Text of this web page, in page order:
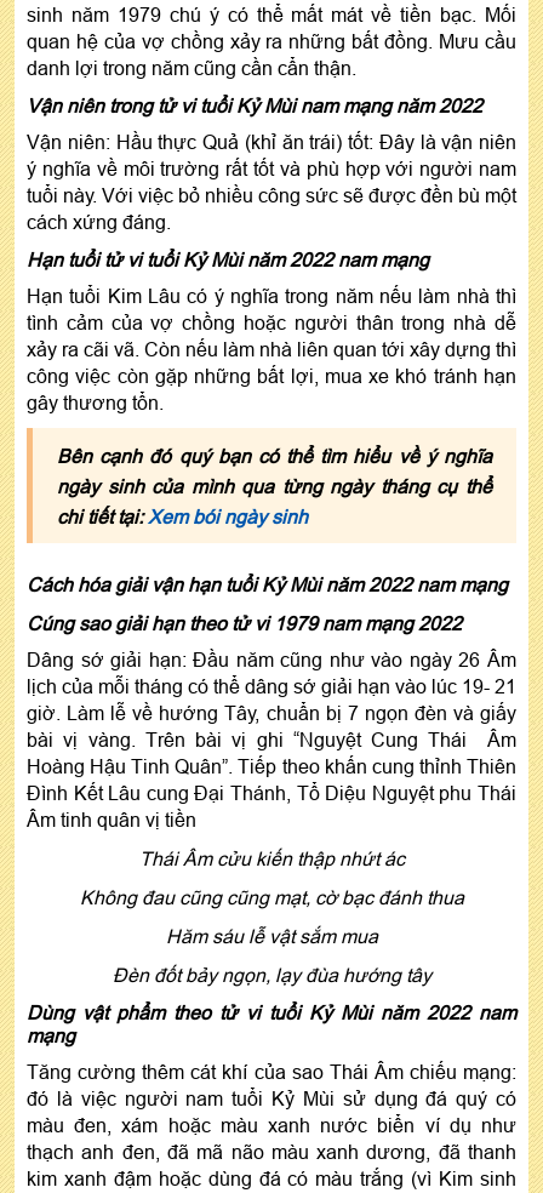
sinh năm 1979 chú ý có thể mất mát về tiền bạc. Mối
quan hệ của vợ chồng xảy ra những bất đồng. Mưu cầu
danh lợi trong năm cũng cần cẩn thận.
Vận niên trong tử vi tuổi Kỷ Mùi nam mạng năm 2022
Vận niên: Hầu thực Quả (khỉ ăn trái) tốt: Đây là vận niên
ý nghĩa về môi trường rất tốt và phù hợp với người nam
tuổi này. Với việc bỏ nhiều công sức sẽ được đền bù một
cách xứng đáng.
Hạn tuổi tử vi tuổi Kỷ Mùi năm 2022 nam mạng
Hạn tuổi Kim Lâu có ý nghĩa trong năm nếu làm nhà thì
tình cảm của vợ chồng hoặc người thân trong nhà dễ
xảy ra cãi vã. Còn nếu làm nhà liên quan tới xây dựng thì
công việc còn gặp những bất lợi, mua xe khó tránh hạn
gây thương tổn.
Bên cạnh đó quý bạn có thể tìm hiểu về ý nghĩa
ngày sinh của mình qua từng ngày tháng cụ thể
chi tiết tại:Xem bói ngày sinh
Cách hóa giải vận hạn tuổi Kỷ Mùi năm 2022 nam mạng
Cúng sao giải hạn theo tử vi 1979 nam mạng 2022
Dâng sớ giải hạn: Đầu năm cũng như vào ngày 26 Âm
lịch của mỗi tháng có thể dâng sớ giải hạn vào lúc 19- 21
giờ. Làm lễ về hướng Tây, chuẩn bị 7 ngọn đèn và giấy
bài vị vàng. Trên bài vị ghi “Nguyệt Cung Thái Âm
Hoàng Hậu Tinh Quân”. Tiếp theo khấn cung thỉnh Thiên
Đình Kết Lâu cung Đại Thánh, Tổ Diệu Nguyệt phu Thái
Âm tinh quân vị tiền
Thái Âm cửu kiến thập nhứt ác
Không đau cũng cũng mạt, cờ bạc đánh thua
Hăm sáu lễ vật sắm mua
Đèn đốt bảy ngọn, lạy đùa hướng tây
Dùng vật phẩm theo tử vi tuổi Kỷ Mùi năm 2022 nam
mạng
Tăng cường thêm cát khí của sao Thái Âm chiếu mạng:
đó là việc người nam tuổi Kỷ Mùi sử dụng đá quý có
màu đen, xám hoặc màu xanh nước biển ví dụ như
thạch anh đen, đã mã não màu xanh dương, đã thanh
kim xanh đậm hoặc dùng đá có màu trắng (vì Kim sinh